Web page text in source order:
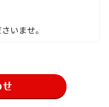
いませ。